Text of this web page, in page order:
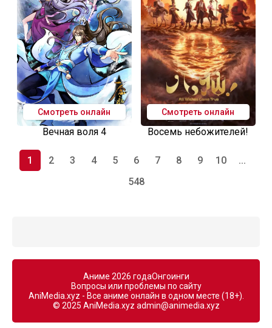
Смотреть онлайн
Вечная воля 4
Смотреть онлайн
Восемь небожителей!
1 2 3 4 5 6 7 8 9 10
...
548
Аниме 2026 годаОнгоинги
Вопросы или проблемы по сайту
AniMedia.xyz - Все аниме онлайн в одном месте (18+).
© 2025 AniMedia.xyz admin@animedia.xyz